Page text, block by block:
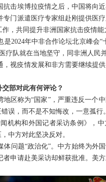
击埃博拉疫情之后，中国将向
门派遣医疗专家组赴刚提供医
，共同提升非洲国家抗击疫情能
2024年中非合作论坛北京峰会“
队就在当地坚守，同非洲人民
视疫情发展和非方需要继续提
部对此有何评论？
区称为“国家”，严重违反一个
误，而不是不知悔改，一意孤行。
机构和外国记者采访条例》，
中方对此坚决反对。
问题“政治化”。中方始终为外
申请赴美采访却鲜获批准。美